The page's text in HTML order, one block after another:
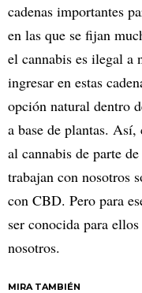
cadenas importantes
en las que se fijan
el cannabis es ilegal a
ingresar en estas
opción natural dentro
a base de plantas.
al cannabis de parte
trabajan con nosotros
con CBD. Pero para
ser conocida para
nosotros.
MIRA TAMBIÉN